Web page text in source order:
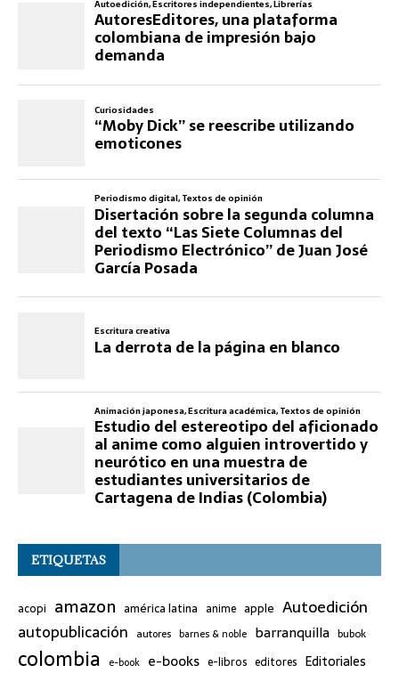
ETIQUETAS
acopi amazon américa latina anime apple Autoedición
autopublicación autores barnes & noble barranquilla bubok
colombia e-book e-books e-libros editores Editoriales